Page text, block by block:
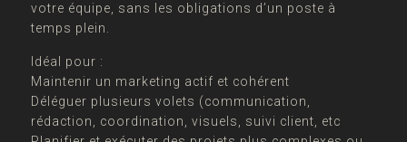
votre équipe, sans les obligations d’un poste à
temps plein.
Idéal pour :
Maintenir un marketing actif et cohérent
Déléguer plusieurs volets (communication,
rédaction, coordination, visuels, suivi client, etc